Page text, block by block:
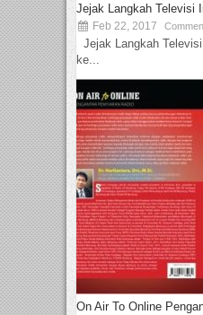
Jejak Langkah Televisi
Feb 22, 2017
Jejak Langkah Televisi
ke...
On Air To Online